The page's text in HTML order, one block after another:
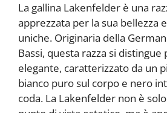
La gallina Lakenfelder è una
apprezzata per la sua bellezza
uniche. Originaria della
Bassi, questa razza si
elegante, caratterizzato da un
bianco puro sul corpo e nero
coda. La Lakenfelder non è